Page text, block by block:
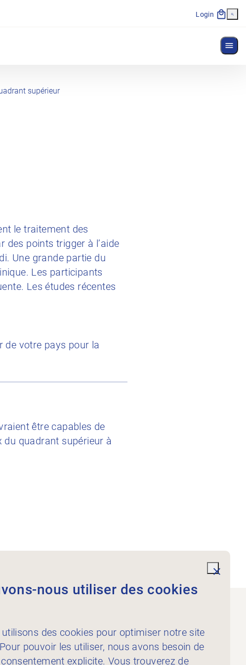
Login
supérieur
le traitement des
des points trigger à l’aide
Une grande partie du
Les participants
Les études récentes
de votre pays pour la
être capables de
quadrant supérieur à
nous utiliser des cookies
utilisons des cookies pour optimiser notre site
pouvoir les utiliser, nous avons besoin de
explicite. Vous trouverez de